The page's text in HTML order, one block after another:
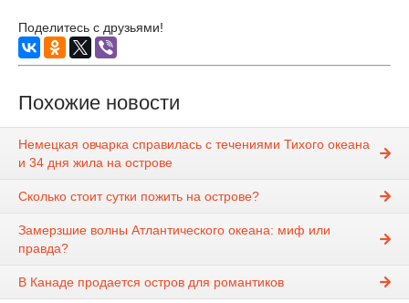
Поделитесь с друзьями!
Похожие новости
Немецкая овчарка справилась с течениями Тихого океана
и 34 дня жила на острове
Сколько стоит сутки пожить на острове?
Замерзшие волны Атлантического океана: миф или
правда?
В Канаде продается остров для романтиков